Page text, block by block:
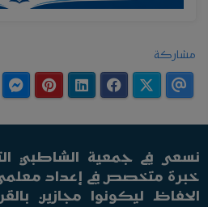
مشاركة
نسعى في جمعية الشاطبي
خبرة متخصص في إعداد معلمي
الحفاظ ليكونوا مجازين